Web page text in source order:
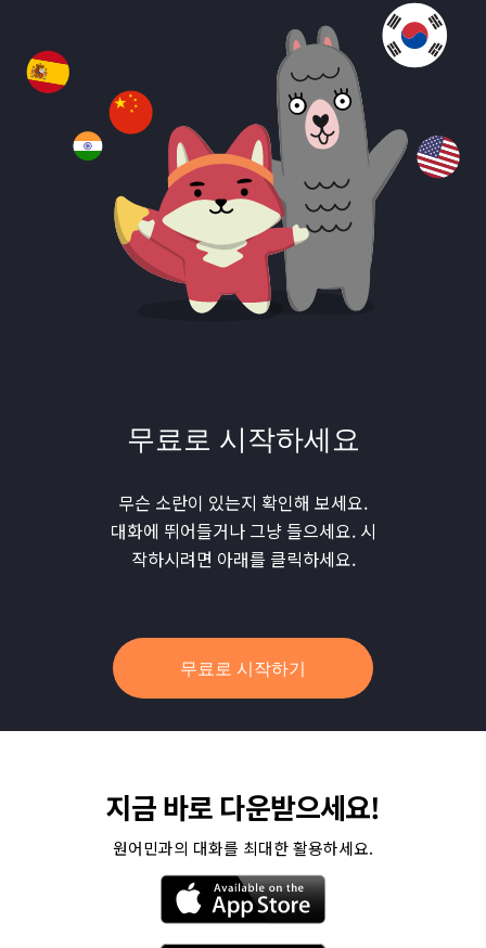
무료로 시작하세요
무슨 소란이 있는지 확인해 보세요.
대화에 뛰어들거나 그냥 들으세요. 시
작하시려면 아래를 클릭하세요.
무료로 시작하기
지금 바로 다운받으세요!
원어민과의 대화를 최대한 활용하세요.